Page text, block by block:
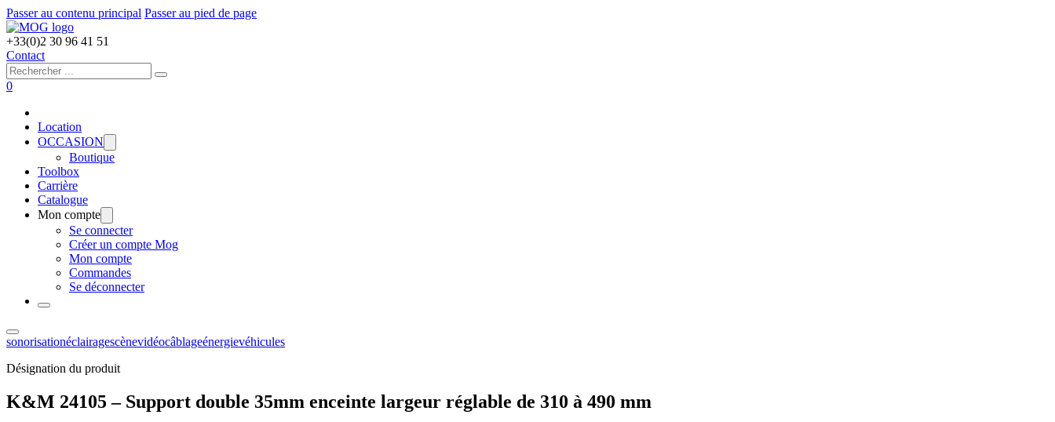
Passer au contenu principal Passer au pied de page
+33(0)2 30 96 41 51
Contact
Rechercher
0
Location
OCCASION
Boutique
Toolbox
Carrière
Catalogue
Mon compte
Se connecter
Créer un compte Mog
Mon compte
Commandes
Se déconnecter
sonorisationéclairagescènevidéocâblageénergievéhicules
Désignation du produit
K&M 24105 – Support double 35mm enceinte largeur réglable de 310 à 490 mm